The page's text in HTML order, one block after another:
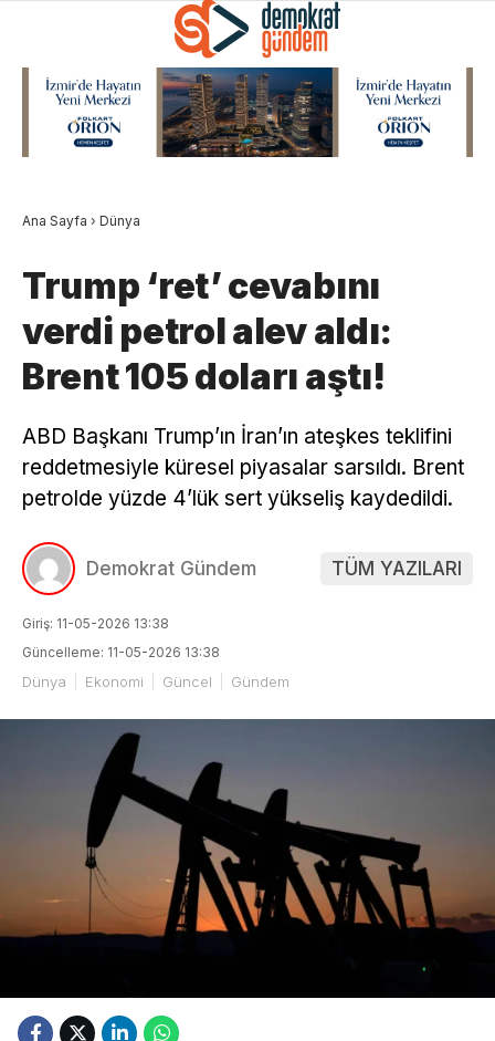
Ana Sayfa › Dünya
Trump ‘ret’ cevabını
verdi petrol alev aldı:
Brent 105 doları aştı!
ABD Başkanı Trump’ın İran’ın ateşkes teklifini
reddetmesiyle küresel piyasalar sarsıldı. Brent
petrolde yüzde 4’lük sert yükseliş kaydedildi.
Demokrat Gündem TÜM YAZILARI
Giriş: 11-05-2026 13:38
Güncelleme: 11-05-2026 13:38
Dünya Ekonomi Güncel Gündem